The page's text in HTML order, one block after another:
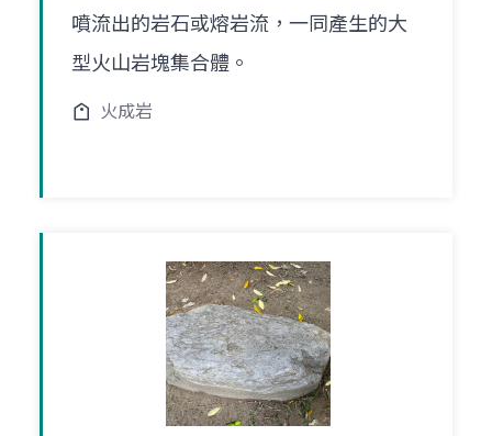
噴流出的岩石或熔岩流，一同產生的大
型火山岩塊集合體。
火成岩